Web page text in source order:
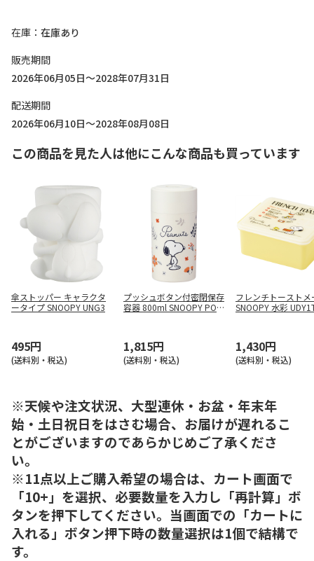
在庫
在庫あり
販売期間
2026年06月05日～2028年07月31日
配送期間
2026年06月10日～2028年08月08日
この商品を見た人は他にこんな商品も買っています
傘ストッパー キャラクタ
ータイプ SNOOPY UNG3
495円
(送料別・税込)
プッシュボタン付密閉保存
容器 800ml SNOOPY POS
1,815円
(送料別・税込)
フレンチトーストメ
SNOOPY 水彩
1,430円
(送料別・税込)
※天候や注文状況、大型連休・お盆・年末年
始・土日祝日をはさむ場合、お届けが遅れるこ
とがございますのであらかじめご了承くださ
い。
※11点以上ご購入希望の場合は、カート画面で
「10+」を選択、必要数量を入力し「再計算」ボ
タンを押下してください。当画面での「カートに
入れる」ボタン押下時の数量選択は1個で結構で
す。